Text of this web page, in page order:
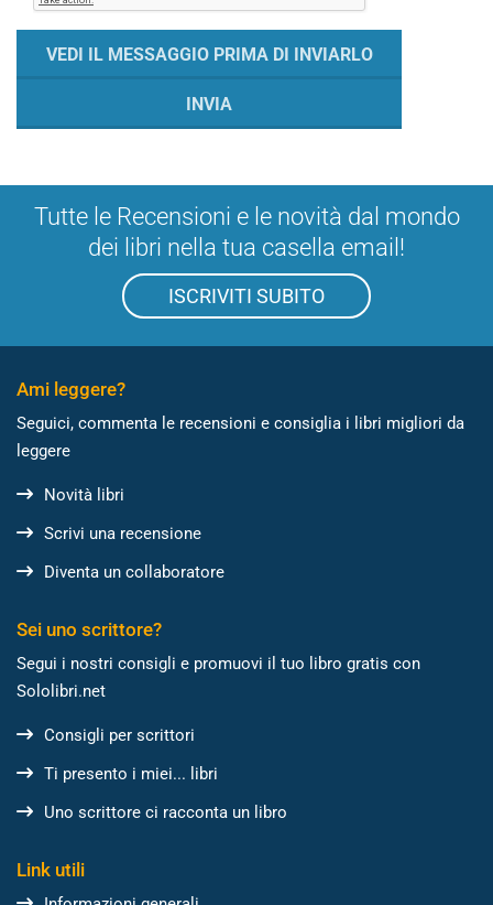
Tutte le Recensioni e le novità dal mondo
dei libri nella tua casella email!
ISCRIVITI SUBITO
Ami leggere?
Seguici, commenta le recensioni e consiglia i libri migliori da
leggere
Novità libri
Scrivi una recensione
Diventa un collaboratore
Sei uno scrittore?
Segui i nostri consigli e promuovi il tuo libro gratis con
Sololibri.net
Consigli per scrittori
Ti presento i miei... libri
Uno scrittore ci racconta un libro
Link utili